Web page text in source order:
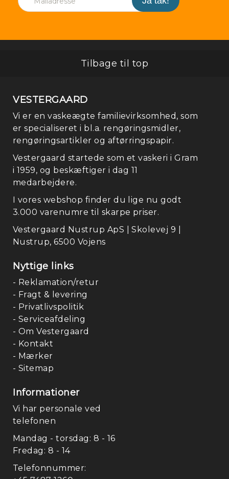
Tilbage til top
VESTERGAARD
Vi er en vaskeægte familievirksomhed, som
er specialiseret i bl.a. rengøringsmidler,
rengøringsartikler og aftørringspapir.
Vestergaard startede som et vaskeri i Gram
i 1959, og beskæftiger i dag 11
medarbejdere.
I vores webshop finder du lige nu godt
3.000 varenumre til skarpe priser.
Vestergaard Nustrup ApS | Skolevej 9 |
Nustrup, 6500 Vojens
Nyttige links
- Reklamation/retur
- Fragt & levering
- Privatlivspolitik
- Serviceafdeling
- Om Vestergaard
- Kontakt
- Mærker
- Sitemap
Informationer
Vi har personale ved
telefonen
Mandag - torsdag: 8 - 16
Fredag: 8 - 14
Telefonnummer: